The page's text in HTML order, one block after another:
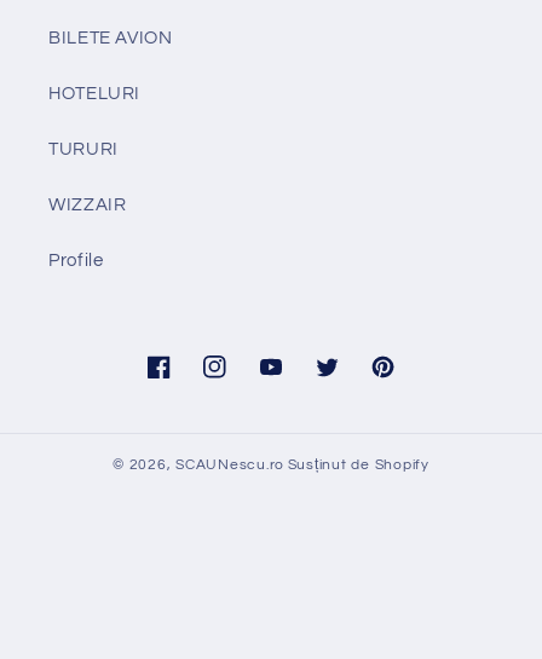
BILETE AVION
HOTELURI
TURURI
WIZZAIR
Profile
FacebookInstagramYouTubeTwitter Pinterest
© 2026,SCAUNescu.ro Susținut de Shopify